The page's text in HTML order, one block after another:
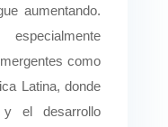
aumentando.
como
Latina, donde
y el desarrollo